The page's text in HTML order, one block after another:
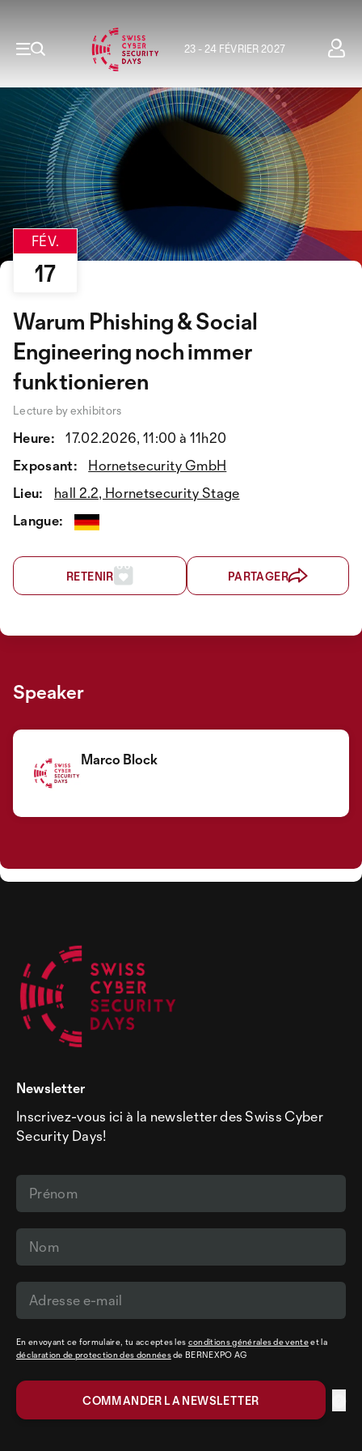
23 - 24 FÉVRIER 2027
FÉV.
17
Warum Phishing & Social
Engineering noch immer
funktionieren
Lecture by exhibitors
Heure:
17.02.2026, 11:00 à 11h20
Exposant:
Hornetsecurity GmbH
Lieu:
hall 2.2, Hornetsecurity Stage
Langue:
RETENIR PARTAGER
Speaker
Marco Block
Newsletter
Inscrivez-vous ici à la newsletter des Swiss Cyber
Security Days!
En envoyant ce formulaire, tu acceptes les conditions générales de venteet la
déclaration de protection des donnéesde BERNEXPO AG